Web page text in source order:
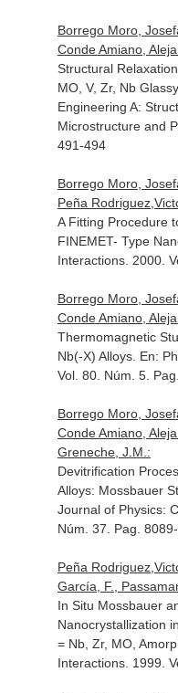
Borrego Moro,
Conde Amiano,
Structural
MO, V, Zr, Nb
Engineering A:
Microstructure and
491-494
Borrego Moro,
Peña
A Fitting Procedure
FINEMET- Type
Interactions. 2000.
Borrego Moro,
Conde Amiano,
Thermomagnetic
Nb(-X) Alloys. En:
Vol. 80. Núm. 5.
Borrego Moro,
Conde Amiano,
Greneche, J.M.:
Devitrification
Alloys: Mossbauer
Journal of Physics:
Núm. 37. Pag.
Peña
García, F.,
In Situ Mossbauer
Nanocrystallization
= Nb, Zr, MO,
Interactions. 1999.